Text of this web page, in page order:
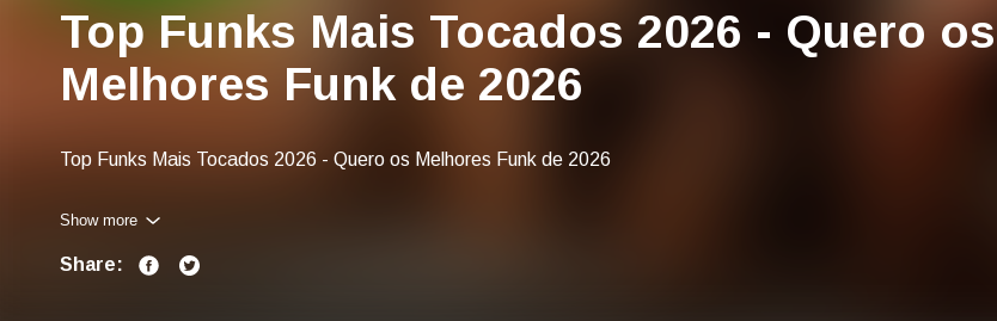
Top Funks Mais Tocados 2026 - Quero os
Melhores Funk de 2026
Top Funks Mais Tocados 2026 - Quero os Melhores Funk de 2026
Show more
Share: